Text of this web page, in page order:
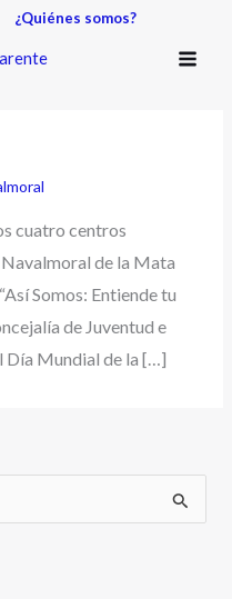
¿Quiénes somos?
cuatro centros
de la Mata
Somos: Entiende tu
de Juventud e
Día Mundial de la […]